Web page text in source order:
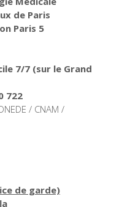
de Paris
Paris 5
7/7 (sur le Grand
722
/ CNAM /
de garde)